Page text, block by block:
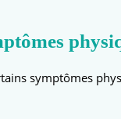
symptômes